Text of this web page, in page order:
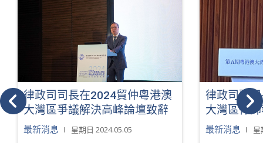
律政司司長在2024貿仲粵港澳
大灣區爭議解決高峰論壇致辭
最新消息 星期日 2024.05.05
律政司副
大灣區律
最新消息 星